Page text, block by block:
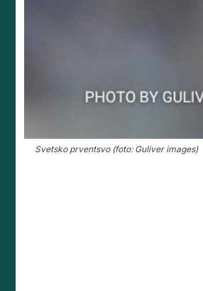
Svetsko prventsvo (foto: Guliver images)